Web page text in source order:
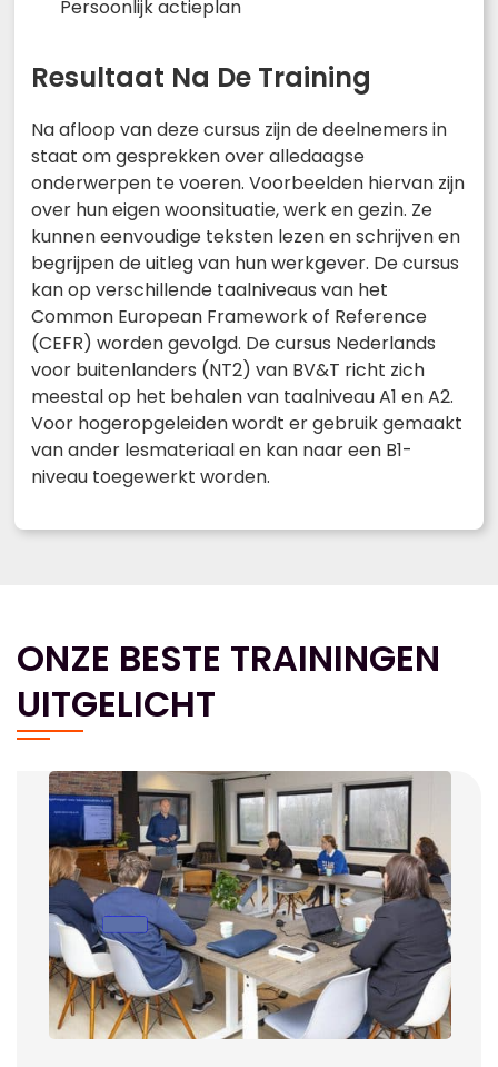
Persoonlijk actieplan
Resultaat Na De Training
Na afloop van deze cursus zijn de deelnemers in
staat om gesprekken over alledaagse
onderwerpen te voeren. Voorbeelden hiervan zijn
over hun eigen woonsituatie, werk en gezin. Ze
kunnen eenvoudige teksten lezen en schrijven en
begrijpen de uitleg van hun werkgever. De cursus
kan op verschillende taalniveaus van het
Common European Framework of Reference
(CEFR) worden gevolgd. De cursus Nederlands
voor buitenlanders (NT2) van BV&T richt zich
meestal op het behalen van taalniveau A1 en A2.
Voor hogeropgeleiden wordt er gebruik gemaakt
van ander lesmateriaal en kan naar een B1-
niveau toegewerkt worden.
ONZE BESTE TRAININGEN
UITGELICHT